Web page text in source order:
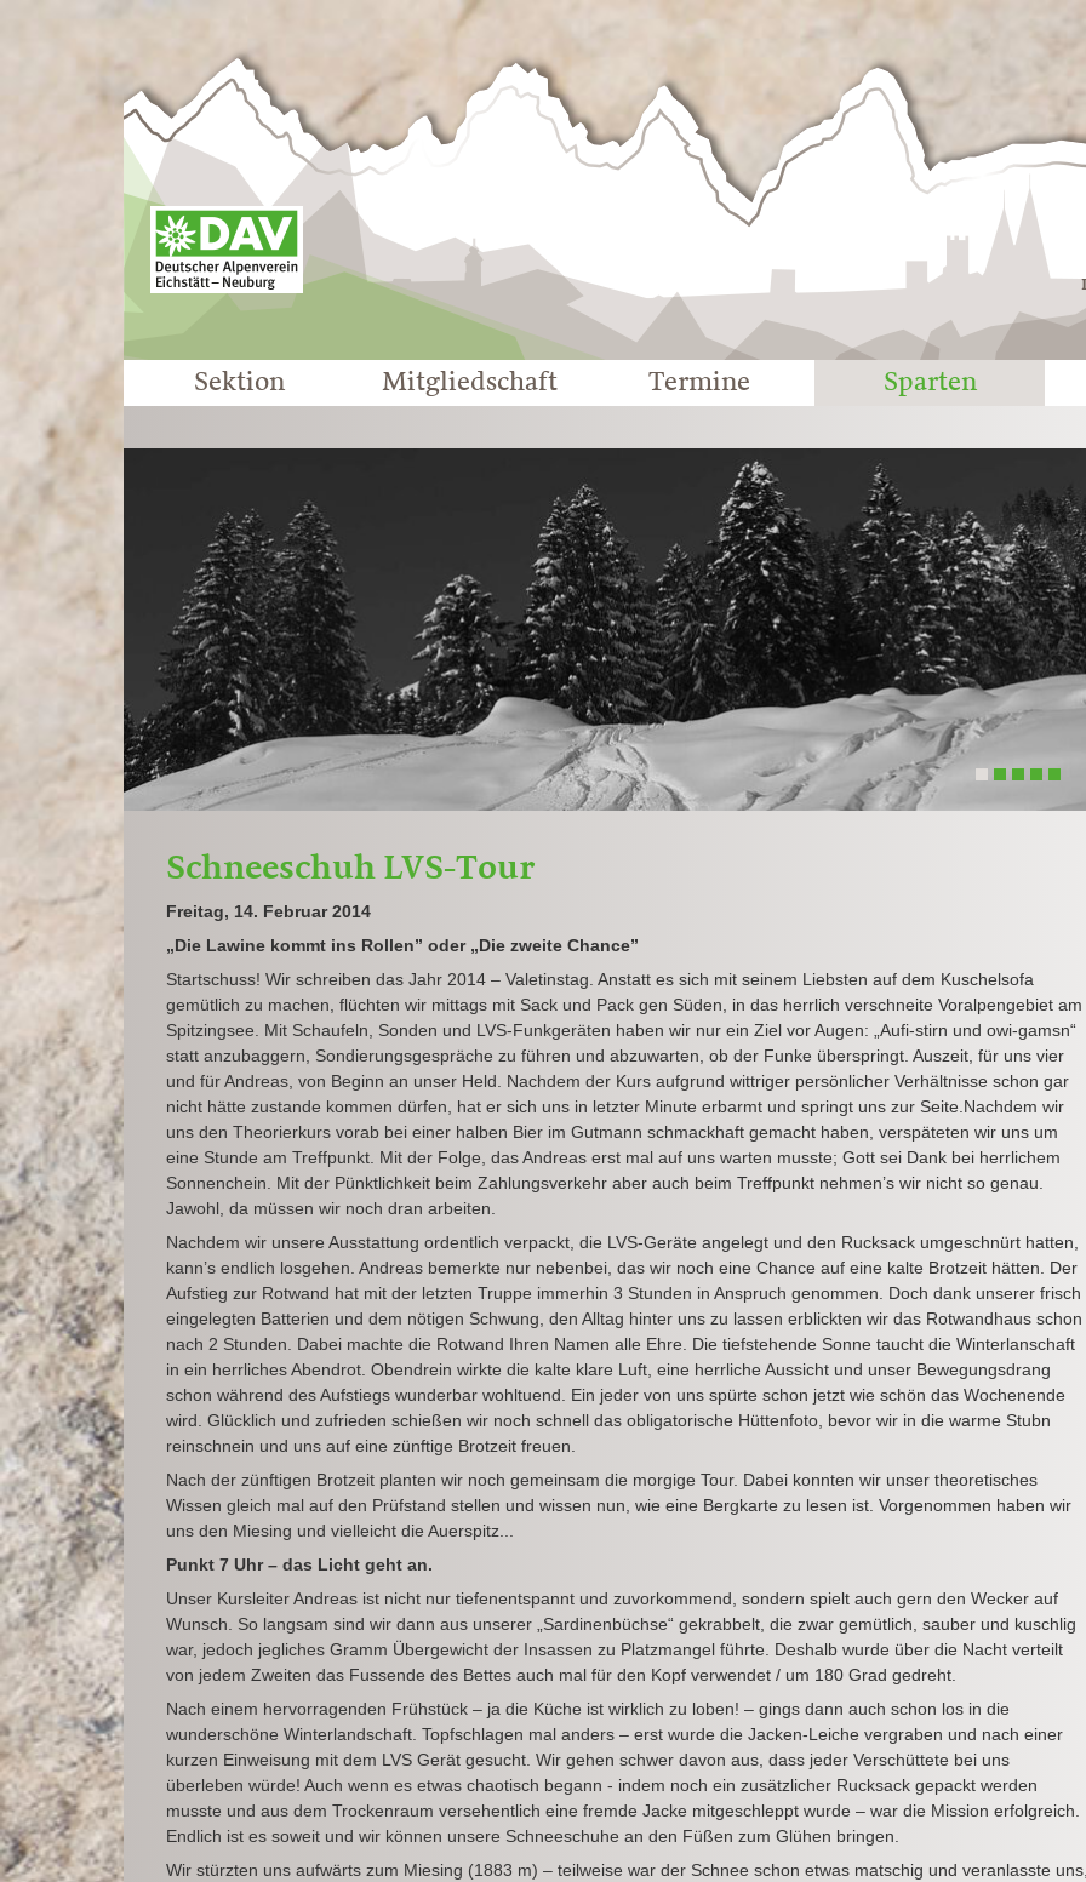
Sektion
Eichstätt
Sektion Mitgliedschaft Termine Sparten
1 2 3 4
Schneeschuh LVS-Tour
Freitag, 14. Februar 2014
„Die Lawine kommt ins Rollen” oder „Die zweite Chance”
Startschuss! Wir schreiben das Jahr 2014 – Valetinstag. Anstatt es sich mit seinem Liebsten auf dem Kuschelsofa
gemütlich zu machen, flüchten wir mittags mit Sack und Pack gen Süden, in das herrlich verschneite Voralpengebiet am
Spitzingsee. Mit Schaufeln, Sonden und LVS-Funkgeräten haben wir nur ein Ziel vor Augen: „Aufi-stirn und owi-gamsn“
statt anzubaggern, Sondierungsgespräche zu führen und abzuwarten, ob der Funke überspringt. Auszeit, für uns vier
und für Andreas, von Beginn an unser Held. Nachdem der Kurs aufgrund wittriger persönlicher Verhältnisse schon gar
nicht hätte zustande kommen dürfen, hat er sich uns in letzter Minute erbarmt und springt uns zur Seite.Nachdem wir
uns den Theorierkurs vorab bei einer halben Bier im Gutmann schmackhaft gemacht haben, verspäteten wir uns um
eine Stunde am Treffpunkt. Mit der Folge, das Andreas erst mal auf uns warten musste; Gott sei Dank bei herrlichem
Sonnenchein. Mit der Pünktlichkeit beim Zahlungsverkehr aber auch beim Treffpunkt nehmen’s wir nicht so genau.
Jawohl, da müssen wir noch dran arbeiten.
Nachdem wir unsere Ausstattung ordentlich verpackt, die LVS-Geräte angelegt und den Rucksack umgeschnürt hatten,
kann’s endlich losgehen. Andreas bemerkte nur nebenbei, das wir noch eine Chance auf eine kalte Brotzeit hätten. Der
Aufstieg zur Rotwand hat mit der letzten Truppe immerhin 3 Stunden in Anspruch genommen. Doch dank unserer frisch
eingelegten Batterien und dem nötigen Schwung, den Alltag hinter uns zu lassen erblickten wir das Rotwandhaus schon
nach 2 Stunden. Dabei machte die Rotwand Ihren Namen alle Ehre. Die tiefstehende Sonne taucht die Winterlanschaft
in ein herrliches Abendrot. Obendrein wirkte die kalte klare Luft, eine herrliche Aussicht und unser Bewegungsdrang
schon während des Aufstiegs wunderbar wohltuend. Ein jeder von uns spürte schon jetzt wie schön das Wochenende
wird. Glücklich und zufrieden schießen wir noch schnell das obligatorische Hüttenfoto, bevor wir in die warme Stubn
reinschnein und uns auf eine zünftige Brotzeit freuen.
Nach der zünftigen Brotzeit planten wir noch gemeinsam die morgige Tour. Dabei konnten wir unser theoretisches
Wissen gleich mal auf den Prüfstand stellen und wissen nun, wie eine Bergkarte zu lesen ist. Vorgenommen haben wir
uns den Miesing und vielleicht die Auerspitz...
Punkt 7 Uhr – das Licht geht an.
Unser Kursleiter Andreas ist nicht nur tiefenentspannt und zuvorkommend, sondern spielt auch gern den Wecker auf
Wunsch. So langsam sind wir dann aus unserer „Sardinenbüchse“ gekrabbelt, die zwar gemütlich, sauber und kuschlig
war, jedoch jegliches Gramm Übergewicht der Insassen zu Platzmangel führte. Deshalb wurde über die Nacht verteilt
von jedem Zweiten das Fussende des Bettes auch mal für den Kopf verwendet / um 180 Grad gedreht.
Nach einem hervorragenden Frühstück – ja die Küche ist wirklich zu loben! – gings dann auch schon los in die
wunderschöne Winterlandschaft. Topfschlagen mal anders – erst wurde die Jacken-Leiche vergraben und nach einer
kurzen Einweisung mit dem LVS Gerät gesucht. Wir gehen schwer davon aus, dass jeder Verschüttete bei uns
überleben würde! Auch wenn es etwas chaotisch begann - indem noch ein zusätzlicher Rucksack gepackt werden
musste und aus dem Trockenraum versehentlich eine fremde Jacke mitgeschleppt wurde – war die Mission erfolgreich.
Endlich ist es soweit und wir können unsere Schneeschuhe an den Füßen zum Glühen bringen.
Wir stürzten uns aufwärts zum Miesing (1883 m) – teilweise war der Schnee schon etwas matschig und veranlasste